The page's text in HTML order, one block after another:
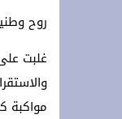
روح
غلبت
مواكبة